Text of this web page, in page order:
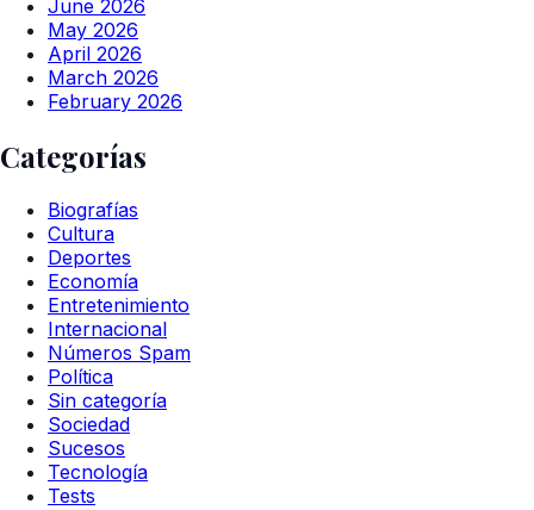
June 2026
May 2026
April 2026
March 2026
February 2026
Categorías
Biografías
Cultura
Deportes
Economía
Entretenimiento
Internacional
Números Spam
Política
Sin categoría
Sociedad
Sucesos
Tecnología
Tests